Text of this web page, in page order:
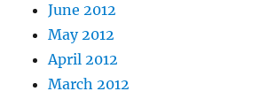
June 2012
May 2012
April 2012
March 2012